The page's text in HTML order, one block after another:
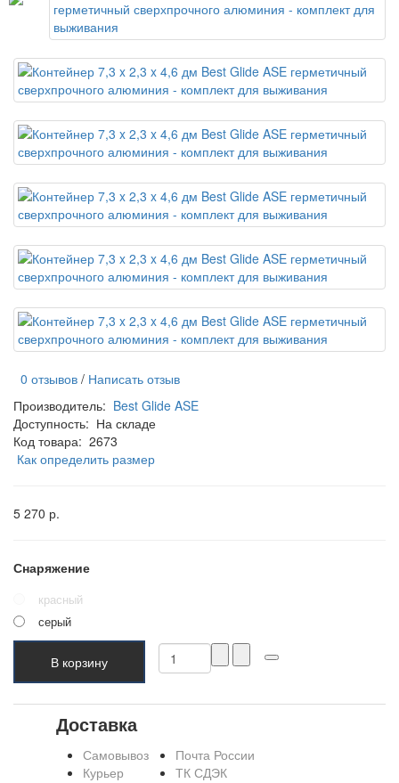
0 отзывов / Написать отзыв
Производитель: Best Glide ASE
Доступность: На складе
Код товара: 2673
Как определить размер
5 270 р.
Снаряжение
красный
серый
В корзину
Доставка
Самовывоз
Курьер
Почта России
ТК СДЭК